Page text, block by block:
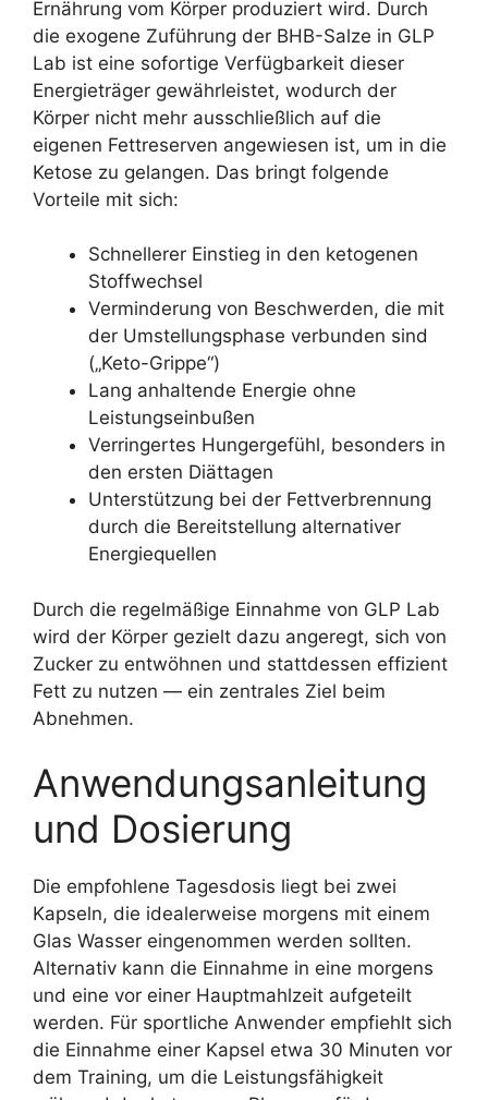
Ernährung vom Körper produziert wird. Durch
die exogene Zuführung der BHB-Salze in GLP
Lab ist eine sofortige Verfügbarkeit dieser
Energieträger gewährleistet, wodurch der
Körper nicht mehr ausschließlich auf die
eigenen Fettreserven angewiesen ist, um in die
Ketose zu gelangen. Das bringt folgende
Vorteile mit sich:
Schnellerer Einstieg in den ketogenen
Stoffwechsel
Verminderung von Beschwerden, die mit
der Umstellungsphase verbunden sind
(„Keto-Grippe“)
Lang anhaltende Energie ohne
Leistungseinbußen
Verringertes Hungergefühl, besonders in
den ersten Diättagen
Unterstützung bei der Fettverbrennung
durch die Bereitstellung alternativer
Energiequellen
Durch die regelmäßige Einnahme von GLP Lab
wird der Körper gezielt dazu angeregt, sich von
Zucker zu entwöhnen und stattdessen effizient
Fett zu nutzen — ein zentrales Ziel beim
Abnehmen.
Anwendungsanleitung
und Dosierung
Die empfohlene Tagesdosis liegt bei zwei
Kapseln, die idealerweise morgens mit einem
Glas Wasser eingenommen werden sollten.
Alternativ kann die Einnahme in eine morgens
und eine vor einer Hauptmahlzeit aufgeteilt
werden. Für sportliche Anwender empfiehlt sich
die Einnahme einer Kapsel etwa 30 Minuten vor
dem Training, um die Leistungsfähigkeit